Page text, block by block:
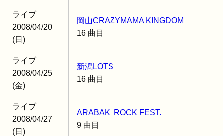
ライブ
2008/04/20
(日)
岡山CRAZYMAMA KINGDOM
16 曲目
ライブ
2008/04/25
(金)
新潟LOTS
16 曲目
ライブ
2008/04/27
(日)
ARABAKI ROCK FEST.
9 曲目